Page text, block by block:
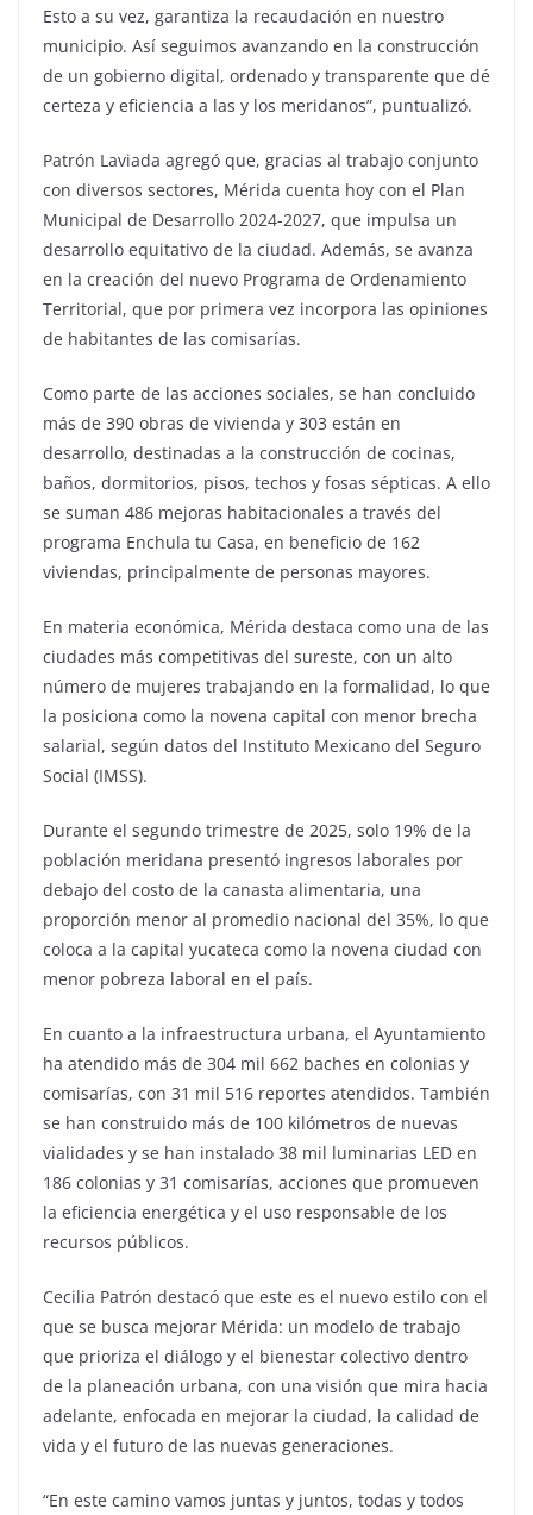
Esto a su vez, garantiza la recaudación en nuestro
municipio. Así seguimos avanzando en la construcción
de un gobierno digital, ordenado y transparente que dé
certeza y eficiencia a las y los meridanos”, puntualizó.
Patrón Laviada agregó que, gracias al trabajo conjunto
con diversos sectores, Mérida cuenta hoy con el Plan
Municipal de Desarrollo 2024-2027, que impulsa un
desarrollo equitativo de la ciudad. Además, se avanza
en la creación del nuevo Programa de Ordenamiento
Territorial, que por primera vez incorpora las opiniones
de habitantes de las comisarías.
Como parte de las acciones sociales, se han concluido
más de 390 obras de vivienda y 303 están en
desarrollo, destinadas a la construcción de cocinas,
baños, dormitorios, pisos, techos y fosas sépticas. A ello
se suman 486 mejoras habitacionales a través del
programa Enchula tu Casa, en beneficio de 162
viviendas, principalmente de personas mayores.
En materia económica, Mérida destaca como una de las
ciudades más competitivas del sureste, con un alto
número de mujeres trabajando en la formalidad, lo que
la posiciona como la novena capital con menor brecha
salarial, según datos del Instituto Mexicano del Seguro
Social (IMSS).
Durante el segundo trimestre de 2025, solo 19% de la
población meridana presentó ingresos laborales por
debajo del costo de la canasta alimentaria, una
proporción menor al promedio nacional del 35%, lo que
coloca a la capital yucateca como la novena ciudad con
menor pobreza laboral en el país.
En cuanto a la infraestructura urbana, el Ayuntamiento
ha atendido más de 304 mil 662 baches en colonias y
comisarías, con 31 mil 516 reportes atendidos. También
se han construido más de 100 kilómetros de nuevas
vialidades y se han instalado 38 mil luminarias LED en
186 colonias y 31 comisarías, acciones que promueven
la eficiencia energética y el uso responsable de los
recursos públicos.
Cecilia Patrón destacó que este es el nuevo estilo con el
que se busca mejorar Mérida: un modelo de trabajo
que prioriza el diálogo y el bienestar colectivo dentro
de la planeación urbana, con una visión que mira hacia
adelante, enfocada en mejorar la ciudad, la calidad de
vida y el futuro de las nuevas generaciones.
“En este camino vamos juntas y juntos, todas y todos